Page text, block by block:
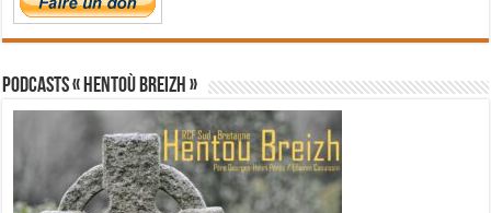
PODCASTS « Hentoù Breizh »